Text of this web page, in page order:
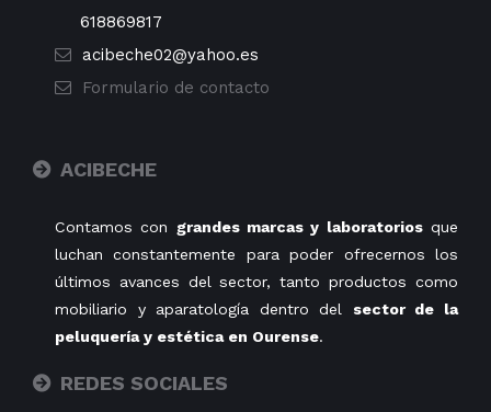
618869817
acibeche02@yahoo.es
Formulario de contacto
ACIBECHE
Contamos con grandes marcas y laboratoriosque
luchan constantemente para poder ofrecernos los
últimos avances del sector, tanto productos como
mobiliario y aparatología dentro del sector de la
peluquería y estética en Ourense.
REDES SOCIALES